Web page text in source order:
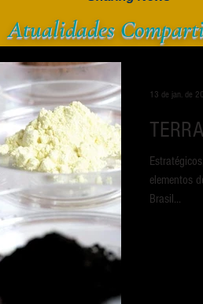
elementos
Brasil...
13 de jan. de
Atualidades Compar